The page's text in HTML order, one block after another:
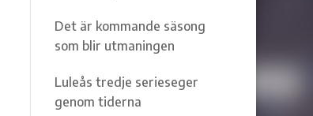
Det är kommande säsong
som blir utmaningen
Luleås tredje serieseger
genom tiderna